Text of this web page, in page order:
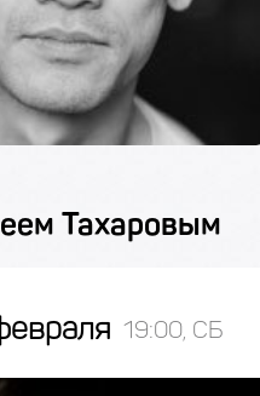
Тахаровым
19:00, СБ